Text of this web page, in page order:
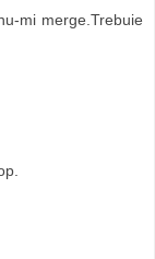
mi merge.Trebuie